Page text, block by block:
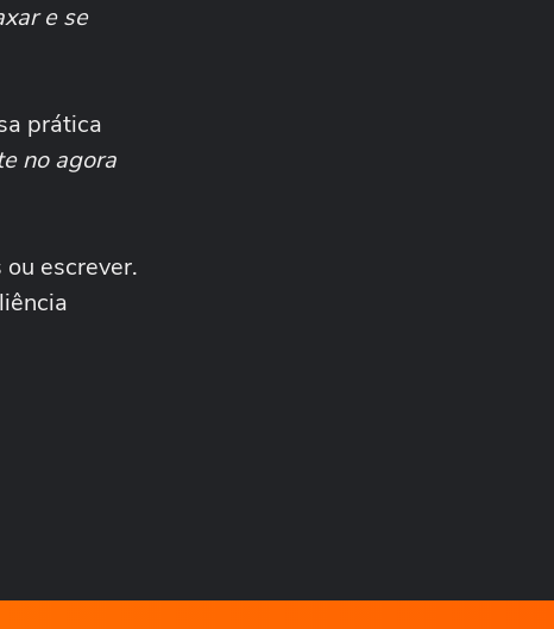
e se
prática
no agora
escrever.